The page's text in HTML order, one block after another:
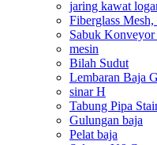
jaring kawat
Fiberglass
Sabuk
mesin
Bilah Sudut
Lembaran Baja
sinar H
Tabung Pipa
Gulungan baja
Pelat baja